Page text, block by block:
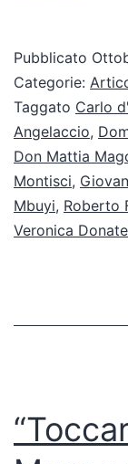
il
CEI
che
il
Pubblicato
Categorie:
Taggato Carlo
Angelaccio,
Don Mattia
Montisci,
Mbuyi, Roberto
Veronica